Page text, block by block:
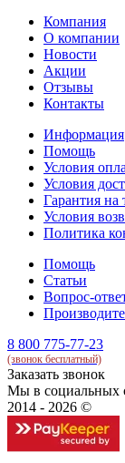
Компания
О компании
Новости
Акции
Отзывы
Контакты
Информация
Помощь
Условия
Условия
Гарантия на
Условия
Политика
Помощь
Статьи
Вопрос-
8 800 775-77-23
(звонок бесплатный)
Заказать звонок
Мы в социальных
2014 - 2026 ©